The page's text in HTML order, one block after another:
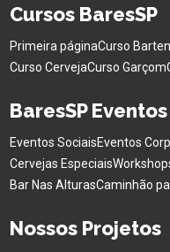
Cursos BaresSP
Primeira páginaCurso
Curso CervejaCurso Garçom
BaresSP Eventos
Eventos SociaisEventos
Cervejas Especiais
Bar Nas AlturasCaminhão
Nossos Projetos